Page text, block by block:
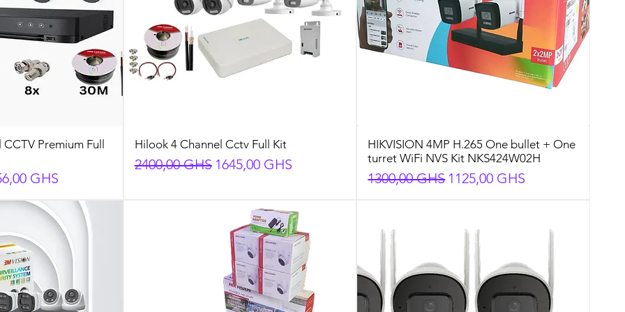
Premium Full
promocional
GHS
Hilook 4 Channel Cctv Full Kit
Preço normal
2400,00 GHS Preço promocional
1645,00 GHS
HIKVISION 4MP H.265 One bullet + One
turret WiFi NVS Kit NKS424W02H
Preço normal
1300,00 GHS Preço promocional
1125,00 GHS